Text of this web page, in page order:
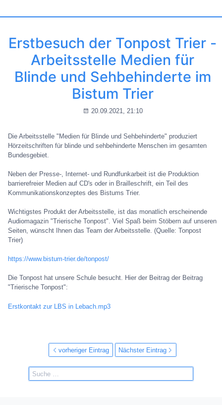
Erstbesuch der Tonpost Trier -
Arbeitsstelle Medien für
Blinde und Sehbehinderte im
Bistum Trier
20.09.2021, 21:10
Die Arbeitsstelle "Medien für Blinde und Sehbehinderte" produziert
Hörzeitschriften für blinde und sehbehinderte Menschen im gesamten
Bundesgebiet.
Neben der Presse-, Internet- und Rundfunkarbeit ist die Produktion
barrierefreier Medien auf CD's oder in Brailleschrift, ein Teil des
Kommunikationskonzeptes des Bistums Trier.
Wichtigstes Produkt der Arbeitsstelle, ist das monatlich erscheinende
Audiomagazin "Trierische Tonpost". Viel Spaß beim Stöbern auf unseren
Seiten, wünscht Ihnen das Team der Arbeitsstelle. (Quelle: Tonpost
Trier)
https://www.bistum-trier.de/tonpost/
Die Tonpost hat unsere Schule besucht. Hier der Beitrag der Beitrag
"Trierische Tonpost":
Erstkontakt zur LBS in Lebach.mp3
vorheriger Eintrag Nächster Eintrag